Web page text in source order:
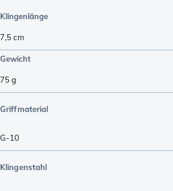
Klingenlänge
7,5cm
Gewicht
75g
Griffmaterial
G-10
Klingenstahl